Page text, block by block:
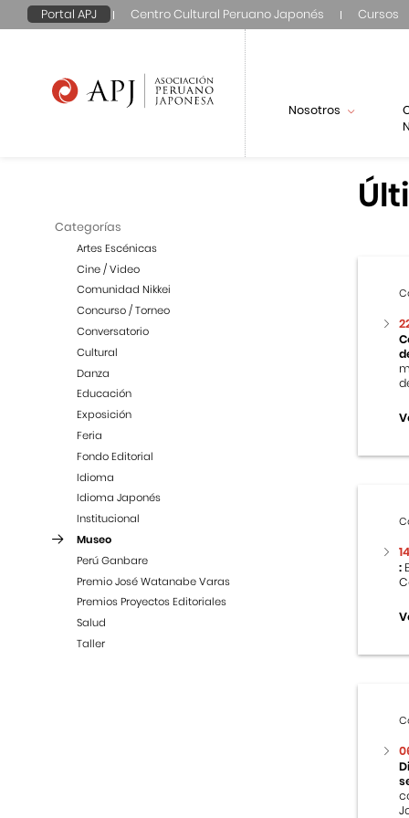
Portal APJ Centro Cultural Peruano Japonés Cursos
Nosotros
Categorías
Artes Escénicas
Cine / Video
Comunidad Nikkei
Concurso / Torneo
Conversatorio
Cultural
Danza
Educación
Exposición
Feria
Fondo Editorial
Idioma
Idioma Japonés
Institucional
Museo
Perú Ganbare
Premio José Watanabe Varas
Premios Proyectos Editoriales
Salud
Taller
: